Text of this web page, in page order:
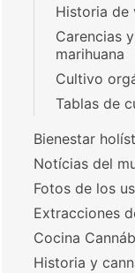
Historia de
Carencias
marihuana
Cultivo
Tablas de
Bienestar
Notícias del
Fotos de los
Extracciones
Cocina
Historia y